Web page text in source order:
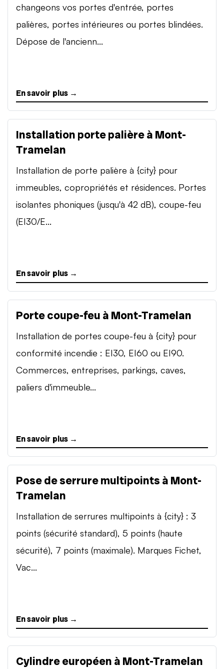
changeons vos portes d'entrée, portes
palières, portes intérieures ou portes blindées.
Dépose de l'ancienn...
En savoir plus →
Installation porte palière à Mont-
Tramelan
Installation de porte palière à {city} pour
immeubles, copropriétés et résidences. Portes
isolantes phoniques (jusqu'à 42 dB), coupe-feu
(EI30/E...
En savoir plus →
Porte coupe-feu à Mont-Tramelan
Installation de portes coupe-feu à {city} pour
conformité incendie : EI30, EI60 ou EI90.
Commerces, entreprises, parkings, caves,
paliers d'immeuble...
En savoir plus →
Pose de serrure multipoints à Mont-
Tramelan
Installation de serrures multipoints à {city} : 3
points (sécurité standard), 5 points (haute
sécurité), 7 points (maximale). Marques Fichet,
Vac...
En savoir plus →
Cylindre européen à Mont-Tramelan